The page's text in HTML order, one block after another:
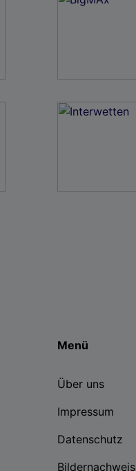
Menü
Über uns
Impressum
Datenschutz
Bildernachweis